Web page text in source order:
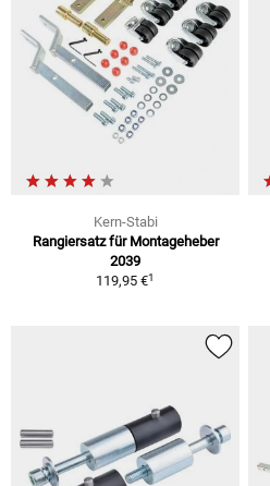
Kern-Stabi
Rangiersatz für Montageheber
2039
119,95 €1